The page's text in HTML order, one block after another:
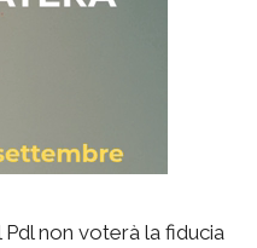
non voterà la fiducia